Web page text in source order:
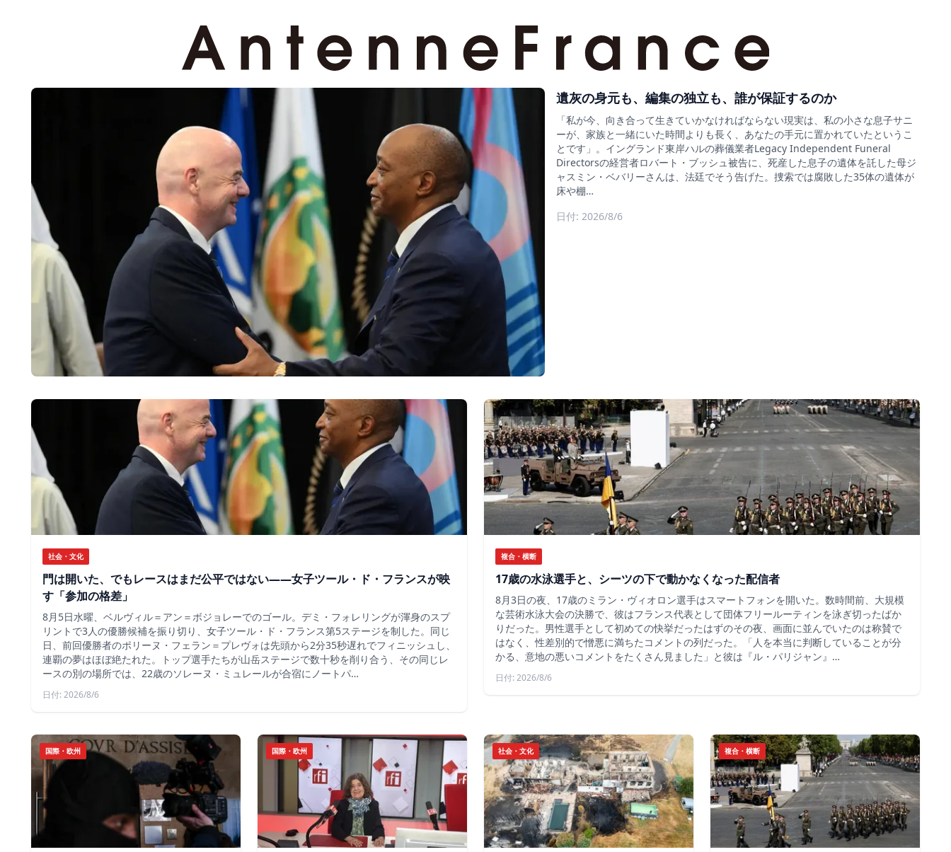
遺灰の身元も、編集の独立も、誰が保証するのか
「私が今、向き合って生きていかなければならない現実は、私の小さな息子サニ
ーが、家族と一緒にいた時間よりも長く、あなたの手元に置かれていたというこ
とです」。イングランド東岸ハルの葬儀業者Legacy Independent Funeral
Directorsの経営者ロバート・ブッシュ被告に、死産した息子の遺体を託した母ジ
ャスミン・ベバリーさんは、法廷でそう告げた。捜索では腐敗した35体の遺体が
床や棚…
日付: 2026/8/6
社会・文化
門は開いた、でもレースはまだ公平ではない――女子ツール・ド・フランスが映
す「参加の格差」
8月5日水曜、ベルヴィル＝アン＝ボジョレーでのゴール。デミ・フォレリングが渾身のスプ
リントで3人の優勝候補を振り切り、女子ツール・ド・フランス第5ステージを制した。同じ
日、前回優勝者のポリーヌ・フェラン＝プレヴォは先頭から2分35秒遅れでフィニッシュし、
連覇の夢はほぼ絶たれた。トップ選手たちが山岳ステージで数十秒を削り合う、その同じレ
ースの別の場所では、22歳のソレーヌ・ミュレールが合宿にノートパ…
日付: 2026/8/6
複合・横断
17歳の水泳選手と、シーツの下で動かなくなった配信者
8月3日の夜、17歳のミラン・ヴィオロン選手はスマートフォンを開いた。数時間前、大規模
な芸術水泳大会の決勝で、彼はフランス代表として団体フリールーティンを泳ぎ切ったばか
りだった。男性選手として初めての快挙だったはずのその夜、画面に並んでいたのは称賛で
はなく、性差別的で憎悪に満ちたコメントの列だった。「人を本当に判断していることが分
かる、意地の悪いコメントをたくさん見ました」と彼は『ル・パリジャン』…
日付: 2026/8/6
国際・欧州 国際・欧州 社会・文化 複合・横断